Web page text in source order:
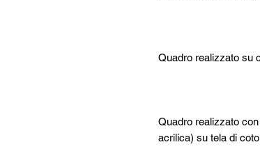
Quadro realizzato su
Quadro realizzato
acrilica) su tela di